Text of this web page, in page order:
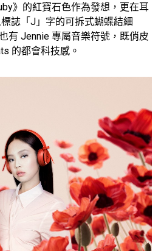
》的紅寶石色作為發想，更在耳
誌「J」字的可拆式蝴蝶結細
有 Jennie 專屬音樂符號，既俏皮
的都會科技感。